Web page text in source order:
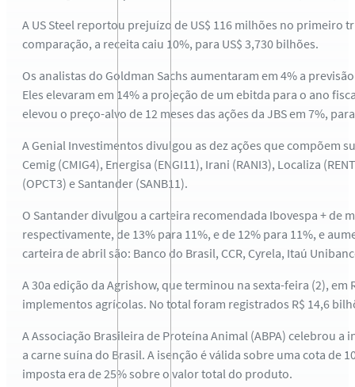
A US Steel reportou prejuízo de US$ 116 milhões no primeiro
comparação, a receita caiu 10%, para US$ 3,730 bilhões.
Os analistas do Goldman Sachs aumentaram em 4% a
Eles elevaram em 14% a projeção de um ebitda para o ano
elevou o preço-alvo de 12 meses das ações da JBS em 7%,
A Genial Investimentos divulgou as dez ações que compõem
Cemig (CMIG4), Energisa (ENGI11), Irani (RANI3), Localiza
(OPCT3) e Santander (SANB11).
O Santander divulgou a carteira recomendada Ibovespa + de
respectivamente, de 13% para 11%, e de 12% para 11%, e
carteira de abril são: Banco do Brasil, CCR, Cyrela, Itaú
A 30a edição da Agrishow, que terminou na sexta-feira (2),
implementos agrícolas. No total foram registrados R$ 14,6
A Associação Brasileira de Proteína Animal (ABPA) celebrou
a carne suína do Brasil. A isenção é válida sobre uma cota
imposta era de 25% sobre o valor total do produto.